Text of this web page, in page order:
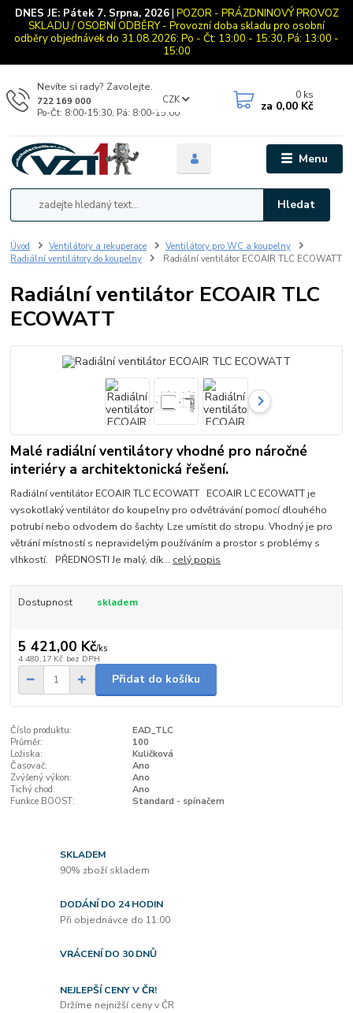
DNES JE: Pátek 7. Srpna, 2026| POZOR - PRÁZDNINOVÝ PROVOZ
SKLADU / OSOBNÍ ODBĚRY - Provozní doba skladu pro osobní
odběry objednávek do 31.08.2026: Po - Čt: 13:00 - 15:30, Pá: 13:00 -
15:00
Menu
CZK
Hledat
Nevíte si rady? Zavolejte.
722 169 000
Po-Čt: 8:00-15:30, Pá: 8:00-15:00
0 ks
za 0,00 Kč
Úvod Ventilátory a rekuperace
Ventilátory pro WC a koupelny
Radiální ventilátory do koupelny
Radiální ventilátor ECOAIR TLC ECOWATT
Radiální ventilátor ECOAIR TLC
ECOWATT
Malé radiální ventilátory vhodné pro náročné
interiéry a architektonická řešení.
Radiální ventilátor ECOAIR TLC ECOWATT ECOAIR LC ECOWATT je
vysokotlaký ventilátor do koupelny pro odvětrávání pomocí dlouhého
potrubí nebo odvodem do šachty. Lze umístit do stropu. Vhodný je pro
větrání místností s nepravidelým používáním a prostor s problémy s
vlhkostí. PŘEDNOSTI Je malý, dík... celý popis
Dostupnost skladem
5 421,00 Kč/ks
4 480,17 Kč bez DPH
Přidat do košíku
Číslo produktu:
EAD_TLC
Průměr:
100
Ložiska:
Kuličková
Časovač:
Ano
Zvýšený výkon:
Ano
Tichý chod:
Ano
Funkce BOOST:
Standard - spínačem
SKLADEM
90% zboží skladem
DODÁNÍ DO 24 HODIN
Při objednávce do 11:00
VRÁCENÍ DO 30 DNŮ
NEJLEPŠÍ CENY V ČR!
Držíme nejnižší ceny v ČR